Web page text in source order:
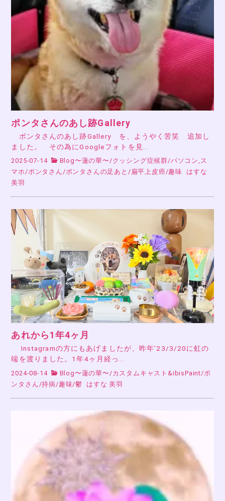
ポンタさんのあし跡Gallery
ポンタさんのあし跡Gallery を、ようやく苦笑 追加し
ました。 その為にGoogleフォトを見…
2025-07-14 Blog〜蓮の華〜/クッシング症候群/パソコン,ス
マホ/ポンタさん/ポンタさんの足あと /扁平上皮癌/趣味
はすな
美羽
あれから1年4ヶ月
Instagramの方にもあげましたが、昨年’23/3/20に虹の
端を渡りました。1年4ヶ月経っ…
2024-08-14 Blog〜蓮の華〜 /カスタムキャスト&ibisPaint/ポ
ンタさん /持病 /趣味/鬱 はすな 美羽